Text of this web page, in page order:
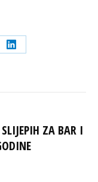
Share
LinkedIn
ZA BAR I